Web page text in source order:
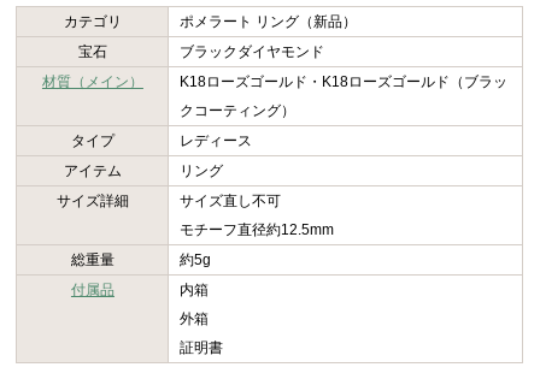
カテゴリ
ポメラート リング（新品）
宝石
ブラックダイヤモンド
材質（メイン）
K18ローズゴールド・K18ローズゴールド（ブラッ
クコーティング）
タイプ
レディース
アイテム
リング
サイズ詳細
サイズ直し不可
モチーフ直径約12.5mm
総重量
約5g
付属品
内箱
外箱
証明書